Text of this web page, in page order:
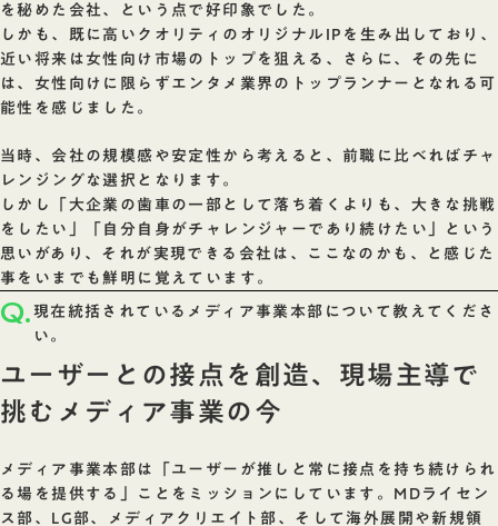
を秘めた会社、という点で好印象でした。
しかも、既に高いクオリティのオリジナルIPを生み出しており、
近い将来は女性向け市場のトップを狙える、さらに、その先に
は、女性向けに限らずエンタメ業界のトップランナーとなれる可
能性を感じました。
当時、会社の規模感や安定性から考えると、前職に比べればチャ
レンジングな選択となります。
しかし「大企業の歯車の一部として落ち着くよりも、大きな挑戦
をしたい」「自分自身がチャレンジャーであり続けたい」という
思いがあり、それが実現できる会社は、ここなのかも、と感じた
事をいまでも鮮明に覚えています。
Q. 現在統括されているメディア事業本部について教えてくださ
い。
ユーザーとの接点を創造、現場主導で
挑むメディア事業の今
メディア事業本部は「ユーザーが推しと常に接点を持ち続けられ
る場を提供する」ことをミッションにしています。MDライセン
ス部、LG部、メディアクリエイト部、そして海外展開や新規領